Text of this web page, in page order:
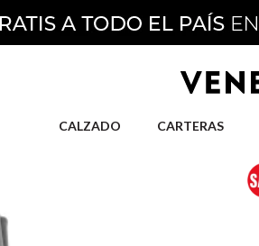
CALZADO CARTERAS